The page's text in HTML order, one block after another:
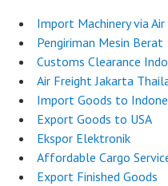
Import Machinery via
Pengiriman Mesin Berat
Customs Clearance
Air Freight Jakarta
Import Goods to
Export Goods to USA
Ekspor Elektronik
Affordable Cargo
Export Finished Goods